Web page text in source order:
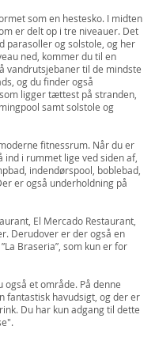
som en hestesko. I midten
er delt op i tre niveauer. Det
parasoller og solstole, og her
ned, kommer du til en
vandrutsjebaner til de mindste
og du finder også
ligger tættest på stranden,
samt solstole og
fitnessrum. Når du er
i rummet lige ved siden af,
indendørspool, boblebad,
er også underholdning på
El Mercado Restaurant,
Derudover er der også en
Braseria”, som kun er for
et område. På denne
fantastisk havudsigt, og der er
Du har kun adgang til dette